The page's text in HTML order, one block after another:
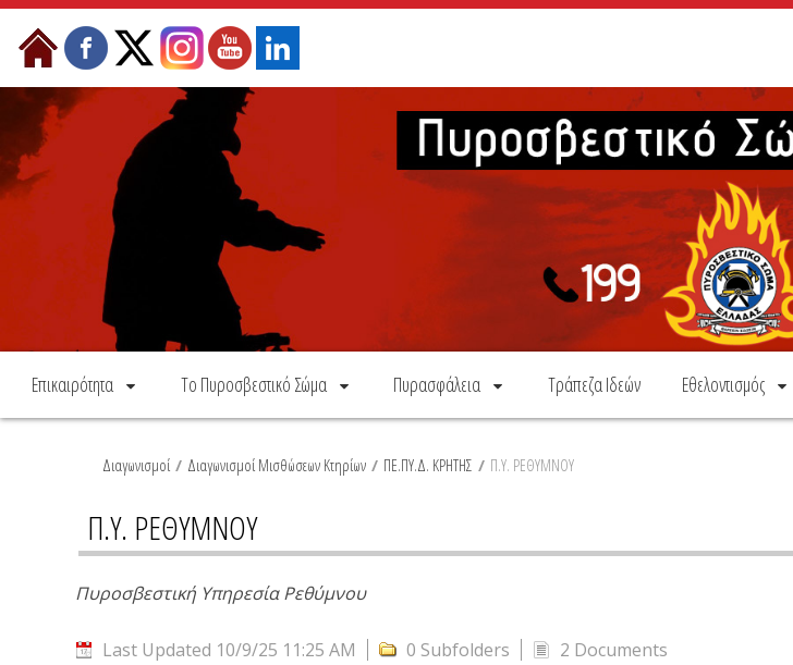
Skip to Content
Επικαιρότητα Το Πυροσβεστικό Σώμα Πυρασφάλεια Τράπεζα Ιδεών Εθελοντισμός
Διαγωνισμοί / Διαγωνισμοί Μισθώσεων Κτηρίων / ΠΕ.ΠΥ.Δ. ΚΡΗΤΗΣ / Π.Υ. ΡΕΘΥΜΝΟΥ
Π.Υ. ΡΕΘΥΜΝΟΥ
Πυροσβεστική Υπηρεσία Ρεθύμνου
Last Updated 10/9/25 11:25 AM 0 Subfolders 2 Documents